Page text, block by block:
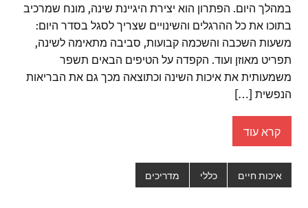
במהלך היום. הפתרון הוא יצירת היגיינת שינה, מונח שמרכיב
בתוכו את כל ההרגלים והשינויים שצריך לסגל בסדר היום:
משעות השכבה והשכמה קבועות, סביבה מתאימה לשינה,
תפריט מאוזן ועוד. הקפדה על הטיפים הבאים תשפר
משמעותית את איכות השינה וכתוצאה מכך גם את הבריאות
הנפשית […]
קרא עוד
איכות חיים כללי מדריכים